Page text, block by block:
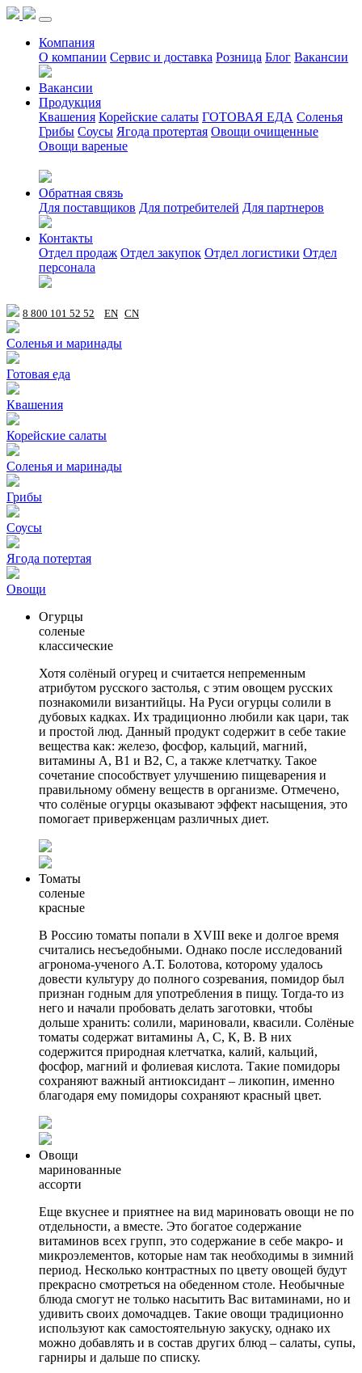
Компания
О компании Сервис и доставка Розница Блог Вакансии
Вакансии
Продукция
Квашения Корейские салаты ГОТОВАЯ ЕДА Соленья
Грибы Соусы Ягода протертая Овощи очищенные
Овощи вареные
Обратная связь
Для поставщиков Для потребителей Для партнеров
Контакты
Отдел продаж Отдел закупок Отдел логистики Отдел
персонала
8 800 101 52 52 EN CN
Соленья и маринады
Готовая еда
Квашения
Корейские салаты
Соленья и маринады
Грибы
Соусы
Ягода потертая
Овощи
Огурцы
соленые
классические
Хотя солёный огурец и считается непременным
атрибутом русского застолья, с этим овощем русских
познакомили византийцы. На Руси огурцы солили в
дубовых кадках. Их традиционно любили как цари, так
и простой люд. Данный продукт содержит в себе такие
вещества как: железо, фосфор, кальций, магний,
витамины А, В1 и В2, С, а также клетчатку. Такое
сочетание способствует улучшению пищеварения и
правильному обмену веществ в организме. Отмечено,
что солёные огурцы оказывают эффект насыщения, это
помогает приверженцам различных диет.
Томаты
соленые
красные
В Россию томаты попали в XVIII веке и долгое время
считались несъедобными. Однако после исследований
агронома-ученого А.Т. Болотова, которому удалось
довести культуру до полного созревания, помидор был
признан годным для употребления в пищу. Тогда-то из
него и начали пробовать делать заготовки, чтобы
дольше хранить: солили, мариновали, квасили. Солёные
томаты содержат витамины А, С, К, В. В них
содержится природная клетчатка, калий, кальций,
фосфор, магний и фолиевая кислота. Такие помидоры
сохраняют важный антиоксидант – ликопин, именно
благодаря ему помидоры сохраняют красный цвет.
Овощи
маринованные
ассорти
Еще вкуснее и приятнее на вид мариновать овощи не по
отдельности, а вместе. Это богатое содержание
витаминов всех групп, это содержание в себе макро- и
микроэлементов, которые нам так необходимы в зимний
период. Несколько контрастных по цвету овощей будут
прекрасно смотреться на обеденном столе. Необычные
блюда смогут не только насытить Вас витаминами, но и
удивить своих домочадцев. Такие овощи традиционно
используют как самостоятельную закуску, однако их
можно добавлять и в состав других блюд – салаты, супы,
гарниры и дальше по списку.